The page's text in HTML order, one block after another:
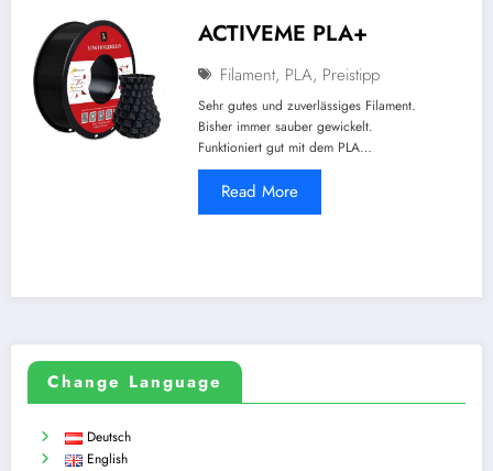
ACTIVEME PLA+
Filament, PLA, Preistipp
Sehr gutes und zuverlässiges Filament.
Bisher immer sauber gewickelt.
Funktioniert gut mit dem PLA…
Read More
Change Language
Deutsch
English